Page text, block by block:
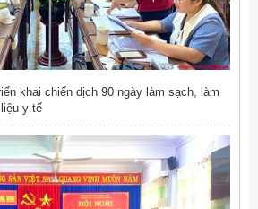
khai chiến dịch 90 ngày làm sạch, làm
y tế